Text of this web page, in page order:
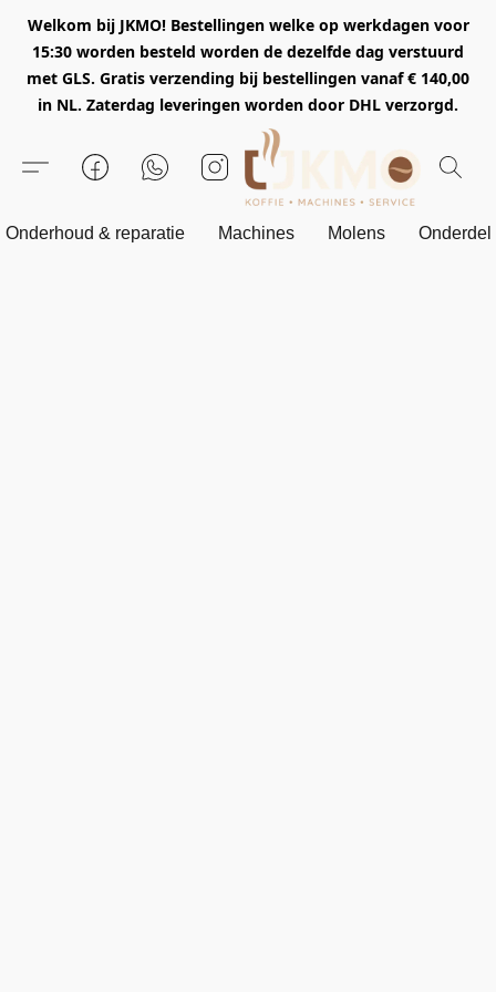
Welkom bij JKMO! Bestellingen welke op werkdagen voor
15:30 worden besteld worden de dezelfde dag verstuurd
met GLS. Gratis verzending bij bestellingen vanaf € 140,00
in NL. Zaterdag leveringen worden door DHL verzorgd.
Onderhoud & reparatie Machines Molens